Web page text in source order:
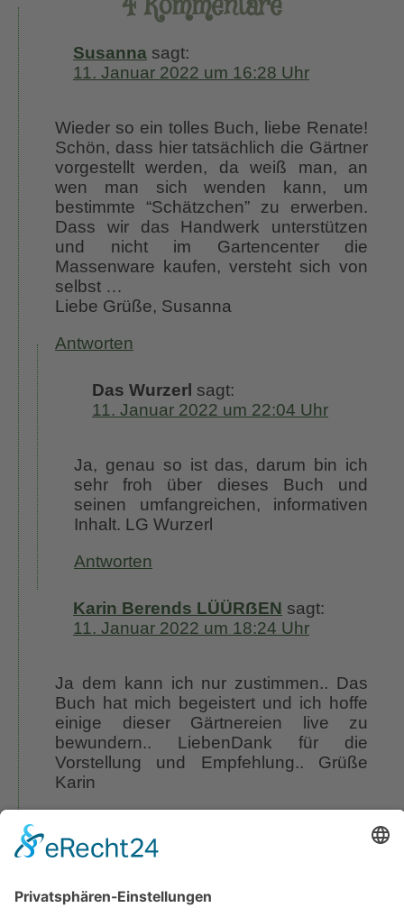
Susanna sagt:
11. Januar 2022 um 16:28 Uhr
Wieder so ein tolles Buch, liebe Renate!
Schön, dass hier tatsächlich die Gärtner
vorgestellt werden, da weiß man, an
wen man sich wenden kann, um
bestimmte “Schätzchen” zu erwerben.
Dass wir das Handwerk unterstützen
und nicht im Gartencenter die
Massenware kaufen, versteht sich von
selbst …
Liebe Grüße, Susanna
Antworten
Das Wurzerl sagt:
11. Januar 2022 um 22:04 Uhr
Ja, genau so ist das, darum bin ich
sehr froh über dieses Buch und
seinen umfangreichen, informativen
Inhalt. LG Wurzerl
Antworten
Karin Berends LÜÜRẞEN sagt:
11. Januar 2022 um 18:24 Uhr
Ja dem kann ich nur zustimmen.. Das
Buch hat mich begeistert und ich hoffe
einige dieser Gärtnereien live zu
bewundern.. LiebenDank für die
Vorstellung und Empfehlung.. Grüße
Karin